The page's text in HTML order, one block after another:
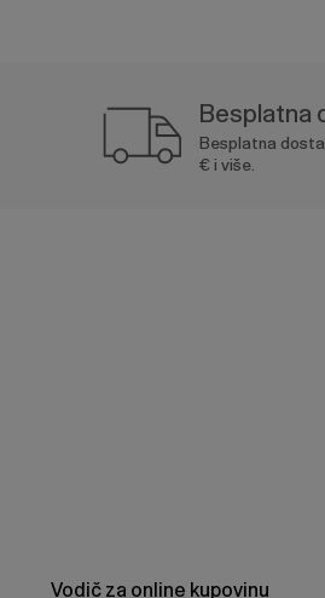
Besplatna
Besplatna
€ i više.
Vodič za online kupovinu